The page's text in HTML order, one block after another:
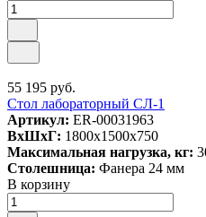
55 195 руб.
Стол лабораторный СЛ-1
Артикул: ER-00031963
ВxШxГ: 1800x1500x750
Максимальная нагрузка, кг:
Столешница: Фанера 24 мм
В корзину